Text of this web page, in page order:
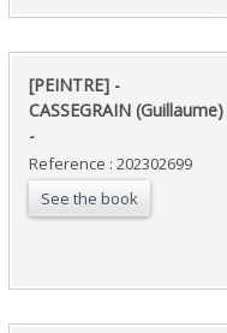
‎[PEINTRE] -
CASSEGRAIN (Guillaume)
- ‎
Reference : 202302699
See the book